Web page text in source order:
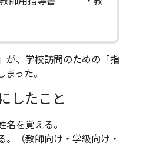
が、学校訪問のための「指
った。
したこと
名を覚える。
（教師向け・学級向け・